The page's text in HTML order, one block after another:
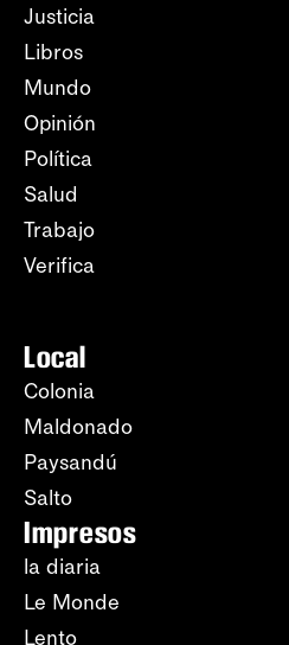
Justicia
Libros
Mundo
Opinión
Política
Salud
Trabajo
Verifica
Local
Colonia
Maldonado
Paysandú
Salto
Impresos
la diaria
Le Monde
Lento